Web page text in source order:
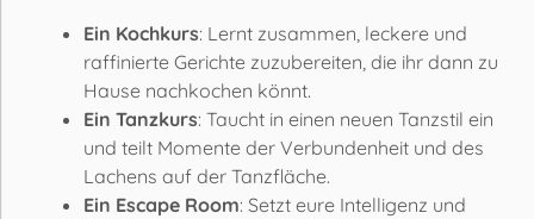
Ein Kochkurs: Lernt zusammen, leckere und
raffinierte Gerichte zuzubereiten, die ihr dann zu
Hause nachkochen könnt.
Ein Tanzkurs: Taucht in einen neuen Tanzstil ein
und teilt Momente der Verbundenheit und des
Lachens auf der Tanzfläche.
Ein Escape Room: Setzt eure Intelligenz und